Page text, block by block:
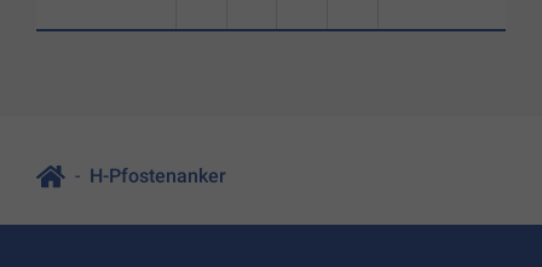
H-Pfostenanker